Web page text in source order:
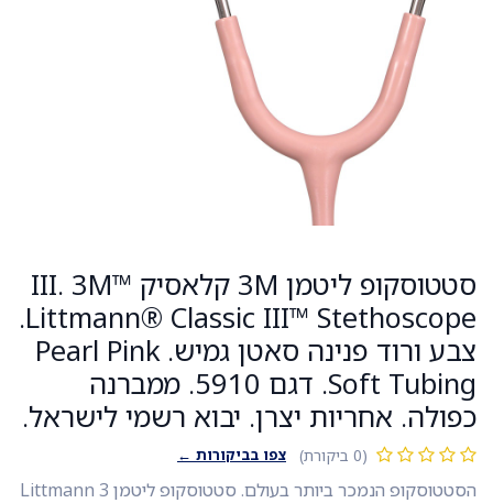
סטטוסקופ ליטמן 3M קלאסיק III. 3M™
Littmann® Classic III™ Stethoscope.
צבע ורוד פנינה סאטן גמיש. Pearl Pink
Soft Tubing. דגם 5910. ממברנה
כפולה. אחריות יצרן. יבוא רשמי לישראל.
(0 ביקורת) צפו בביקורות ←
הסטטוסקופ הנמכר ביותר בעולם. סטטוסקופ ליטמן Littmann 3